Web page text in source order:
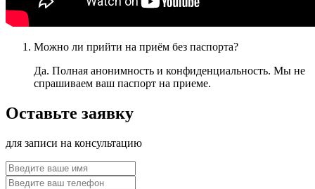
Можно ли прийти на приём без паспорта?
Да. Полная анонимность и конфиденциальность. Мы не
спрашиваем ваш паспорт на приеме.
Оставьте заявку
для записи на консультацию